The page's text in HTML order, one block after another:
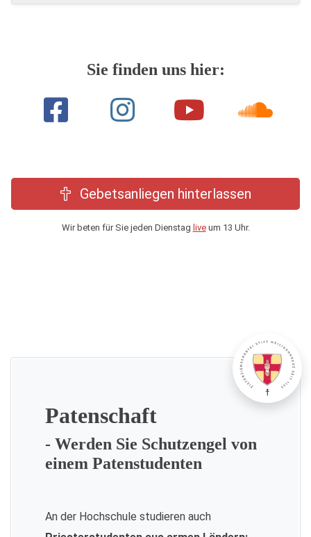
Sie finden uns hier:
Gebetsanliegen hinterlassen
Wir beten für Sie jeden Dienstag liveum 13 Uhr.
Patenschaft
- Werden Sie Schutzengel von
einem Patenstudenten
An der Hochschule studieren auch